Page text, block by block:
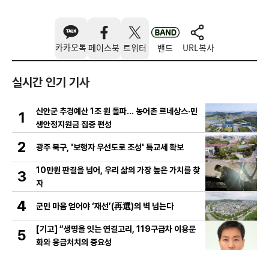
카카오톡 페이스북 트위터 밴드 URL복사
실시간 인기 기사
1
신안군 추경예산 1조 원 돌파… 농어촌 르네상스·민
생안정지원금 집중 편성
2 광주 북구, '보행자 우선도로 조성' 특교세 확보
3
10만원 판결을 넘어, 우리 삶의 가장 높은 가치를 찾
자
4 군민 마음 얻어야 ‘재선’(再選)의 벽 넘는다
5
[기고] “생명을 잇는 연결고리, 119구급차 이용문
화와 응급처치의 중요성